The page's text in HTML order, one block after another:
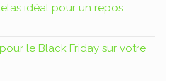
idéal pour un repos
le Black Friday sur votre